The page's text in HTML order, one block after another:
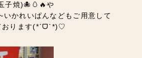
子焼)🐙🥚🔥や
かれいぱんなどもご用意して
おります(*ˊᗜˋ*)♡